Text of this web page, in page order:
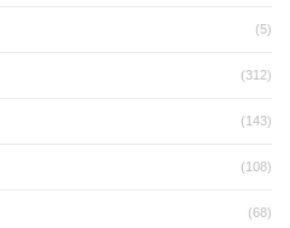
(5)
(312)
(143)
(108)
(68)